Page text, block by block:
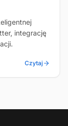
integrację
Czytaj